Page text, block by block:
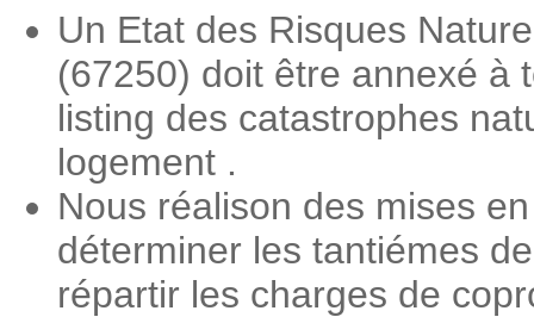
Un Etat des Risques
(67250) doit être annexé à
listing des catastrophes
logement .
Nous réalison des mises
déterminer les tantiémes
répartir les charges de